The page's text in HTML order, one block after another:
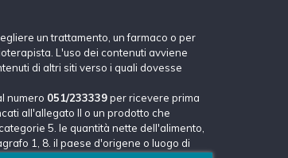
un trattamento, un farmaco o per
L'uso dei contenuti avviene
di altri siti verso i quali dovesse
numero 051/233339per ricevere prima
all'allegato II o un prodotto che
5. le quantità nette dell'alimento,
1, 8. il paese d'origene o luogo di